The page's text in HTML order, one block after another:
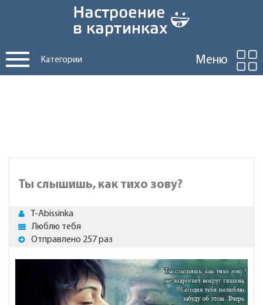
Категории Меню
Ты слышишь, как тихо зову?
T-Abissinka
Люблю тебя
Отправлено 257 раз